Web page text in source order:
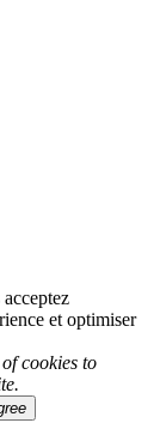
et optimiser
cookies to